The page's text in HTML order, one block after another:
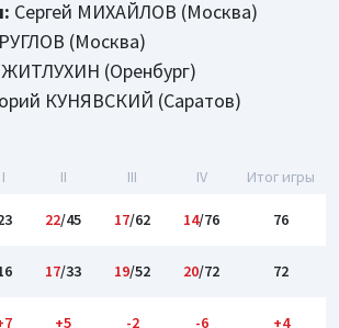
Сергей МИХАЙЛОВ (Москва)
(Москва)
(Оренбург)
КУНЯВСКИЙ (Саратов)
I II III IV Итог игры
22/45 17/62 14/76 76
17/33 19/52 20/72 72
+5 -2 -6 +4